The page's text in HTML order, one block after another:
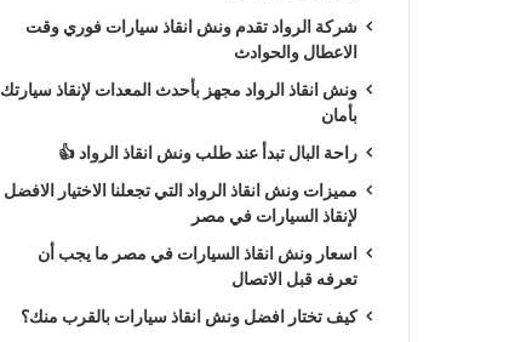
شركة الرواد تقدم ونش انقاذ سيارات فوري وقت
الاعطال والحوادث
ونش انقاذ الرواد مجهز بأحدث المعدات لإنقاذ سيارتك
بأمان
راحة البال تبدأ عند طلب ونش انقاذ الرواد 👍
مميزات ونش انقاذ الرواد التي تجعلنا الاختيار الافضل
لإنقاذ السيارات في مصر
اسعار ونش انقاذ السيارات في مصر ما يجب أن
تعرفه قبل الاتصال
كيف تختار افضل ونش انقاذ سيارات بالقرب منك؟